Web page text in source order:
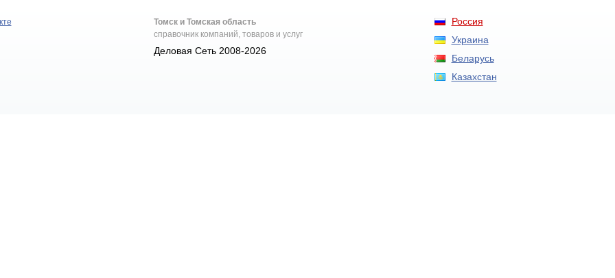
Россия
Украина
Беларусь
Казахстан
Томск и Томская область
справочник компаний, товаров и услуг
Деловая Сеть 2008-2026